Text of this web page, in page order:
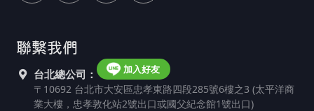
聯繫我們
台北總公司： 加入好友
〒10692 台北市大安區忠孝東路四段285號6樓之3 (太平洋商
業大樓，忠孝敦化站2號出口或國父紀念館1號出口)